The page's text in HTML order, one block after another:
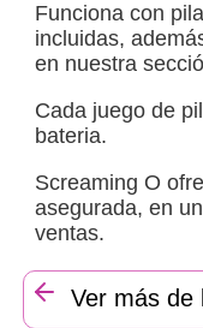
Funciona con
incluidas,
en nuestra
Cada juego de
bateria.
Screaming O
asegurada, en
ventas.
Ver más de